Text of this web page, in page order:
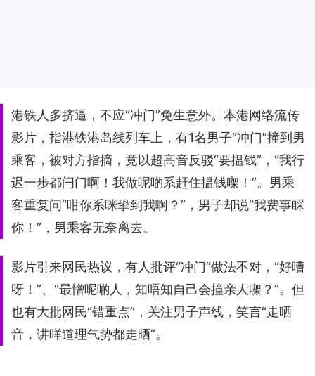
港铁人多挤逼，不应“冲门”免生意外。本港网络流传
影片，指港铁港岛线列车上，有1名男子“冲门”撞到男
乘客，被对方指摘，竟以超高音反驳“要揾钱”，“我行
迟一步都闩门啊！我做呢啲系赶住揾钱㗎！”。男乘
客重复问“咁你系咪㧬到我啊？”，男子却说“我费事睬
你！”，男乘客无奈离去。
影片引来网民热议，有人批评“冲门”做法不对，“好嘈
呀！”、“最憎呢啲人，知唔知自己会撞亲人㗎？”。但
也有大批网民“错重点”，关注男子声线，笑言“走晒
音，讲咩道理气势都走晒”。